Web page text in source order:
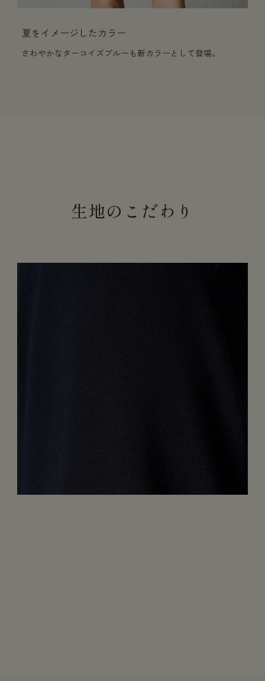
夏をイメージしたカラー
さわやかなターコイズブルーも新カラーとして登場。
生地のこだわり